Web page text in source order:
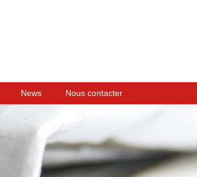
News Nous contacter